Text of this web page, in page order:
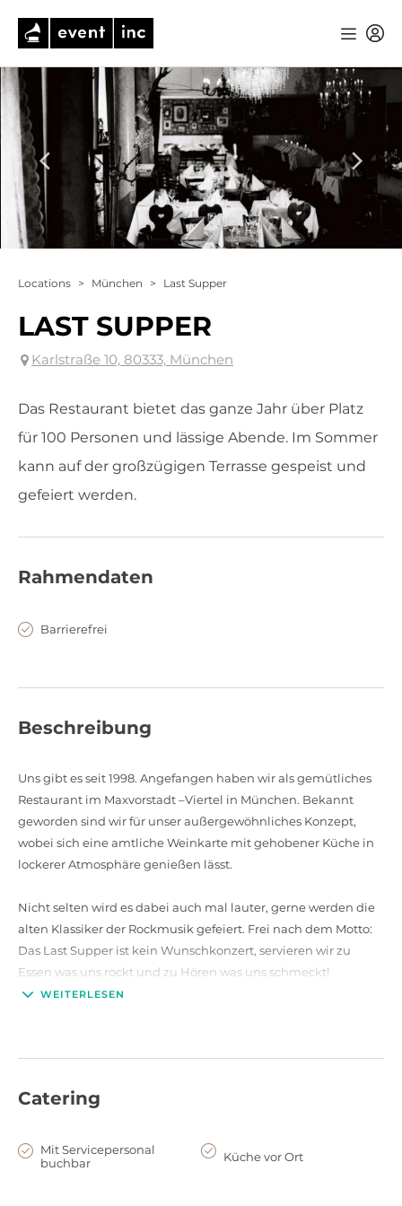
Locations > München > Last Supper
LAST SUPPER
Karlstraße 10, 80333, München
Das Restaurant bietet das ganze Jahr über Platz
für 100 Personen und lässige Abende. Im Sommer
kann auf der großzügigen Terrasse gespeist und
gefeiert werden.
Rahmendaten
Barrierefrei
Beschreibung
Uns gibt es seit 1998. Angefangen haben wir als gemütliches
Restaurant im Maxvorstadt –Viertel in München. Bekannt
geworden sind wir für unser außergewöhnliches Konzept,
wobei sich eine amtliche Weinkarte mit gehobener Küche in
lockerer Atmosphäre genießen lässt.
Nicht selten wird es dabei auch mal lauter, gerne werden die
alten Klassiker der Rockmusik gefeiert. Frei nach dem Motto:
Das Last Supper ist kein Wunschkonzert, servieren wir zu
Essen was uns rockt und zu Hören was uns schmeckt!
einem Restaurant mit knapp 100 Sitzplätzen heran
großzügige Terrasse und im Laden eine wohl temperierte
auch kein Problem mehr!
WEITERLESEN
Catering
Mit Servicepersonal
buchbar
Küche vor Ort